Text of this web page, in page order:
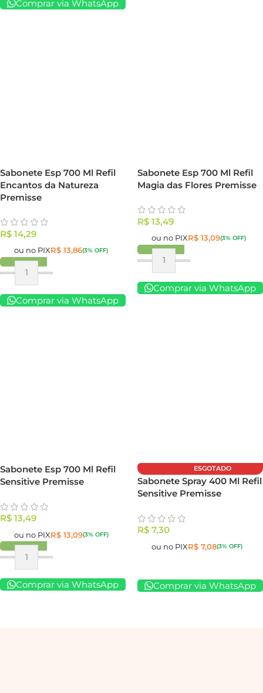
Comprar via WhatsApp
Sabonete Esp 700 Ml Refil
Encantos da Natureza
Premisse
R$ 14,29
ou no PIXR$ 13,86(3% OFF)
Comprar via WhatsApp
Sabonete Esp 700 Ml Refil
Magia das Flores Premisse
R$ 13,49
ou no PIXR$ 13,09(3% OFF)
Comprar via WhatsApp
Sabonete Esp 700 Ml Refil
Sensitive Premisse
R$ 13,49
ou no PIXR$ 13,09(3% OFF)
Comprar via WhatsApp
ESGOTADO
Sabonete Spray 400 Ml Refil
Sensitive Premisse
R$ 7,30
ou no PIXR$ 7,08(3% OFF)
Comprar via WhatsApp